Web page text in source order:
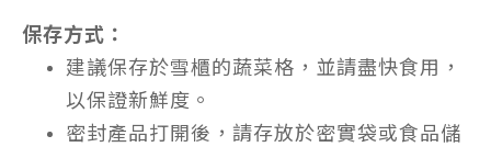
保存方式：
建議保存於雪櫃的蔬菜格，並請盡快食用，
以保證新鮮度。
密封產品打開後，請存放於密實袋或食品儲